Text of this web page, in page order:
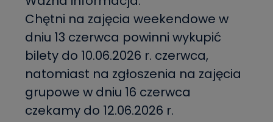
Chętni na zajęcia weekendowe w
dniu 13 czerwca powinni wykupić
bilety do 10.06.2026 r. czerwca,
natomiast na zgłoszenia na zajęcia
grupowe w dniu 16 czerwca
czekamy do 12.06.2026 r.